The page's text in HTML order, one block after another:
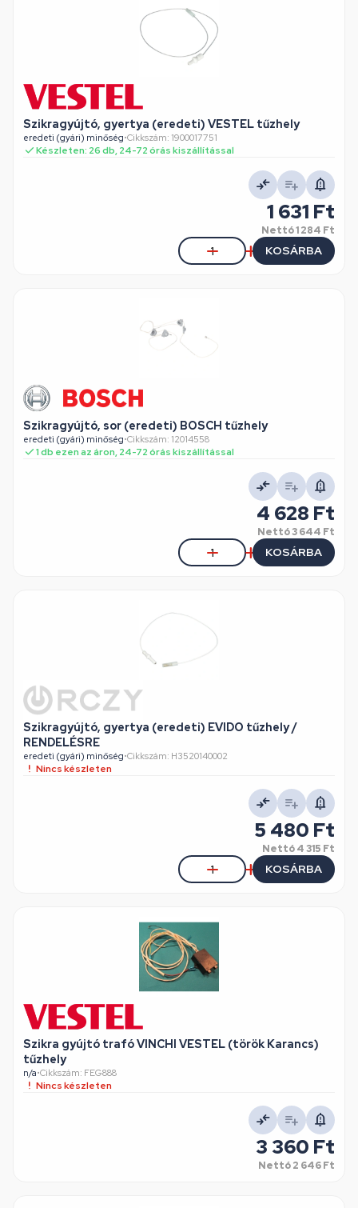
Szikragyújtó, gyertya (eredeti) VESTEL tűzhely
eredeti (gyári) minőség•Cikkszám: 1900017751
Készleten: 26 db, 24-72 órás kiszállítással
1 631 Ft
Nettó1 284 Ft
KOSÁRBA
Szikragyújtó, sor (eredeti) BOSCH tűzhely
eredeti (gyári) minőség•Cikkszám: 12014558
1 db ezen az áron, 24-72 órás kiszállítással
4 628 Ft
Nettó3 644 Ft
KOSÁRBA
Szikragyújtó, gyertya (eredeti) EVIDO tűzhely /
RENDELÉSRE
eredeti (gyári) minőség•Cikkszám: H3520140002
Nincs készleten
5 480 Ft
Nettó4 315 Ft
KOSÁRBA
Szikra gyújtó trafó VINCHI VESTEL (török Karancs)
tűzhely
n/a•Cikkszám: FEG888
Nincs készleten
3 360 Ft
Nettó2 646 Ft